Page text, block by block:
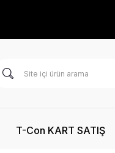
T-Con KART SATIŞ